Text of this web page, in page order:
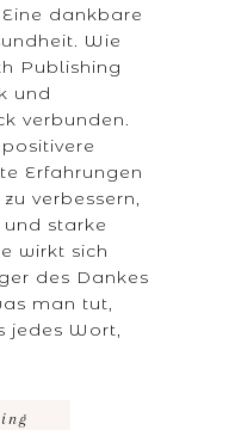
dankbare
Wie
Publishing
und
verbunden.
Erfahrungen
verbessern,
starke
wirkt sich
des Dankes
man tut,
jedes Wort,